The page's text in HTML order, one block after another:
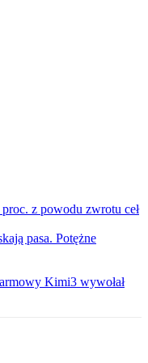
z powodu zwrotu ceł
pasa. Potężne
Kimi3 wywołał